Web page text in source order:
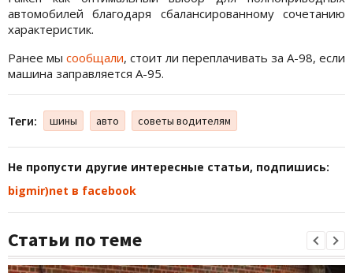
автомобилей благодаря сбалансированному сочетанию
характеристик.
Ранее мы сообщали, стоит ли переплачивать за А-98, если
машина заправляется А-95.
Теги: шины авто советы водителям
Не пропусти другие интересные статьи, подпишись:
bigmir)net в facebook
Статьи по теме